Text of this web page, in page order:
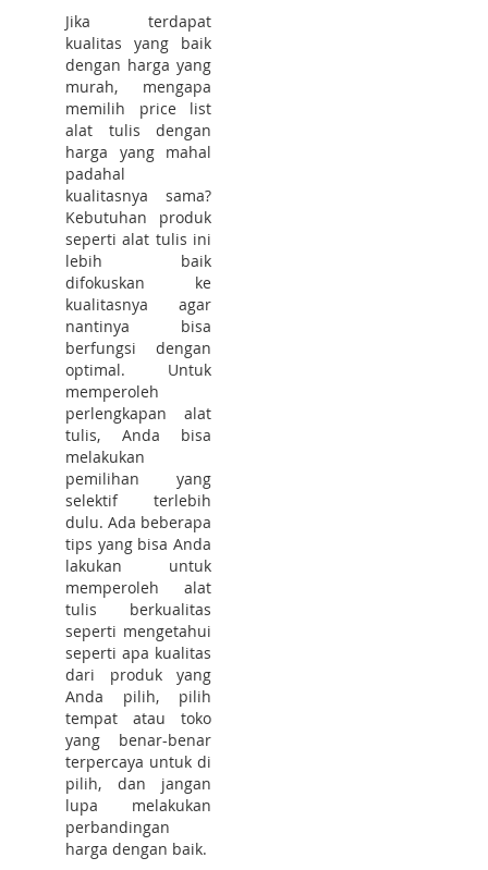
Jika terdapat
kualitas yang baik
dengan harga yang
murah, mengapa
memilih price list
alat tulis dengan
harga yang mahal
padahal
kualitasnya sama?
Kebutuhan produk
seperti alat tulis ini
lebih baik
difokuskan ke
kualitasnya agar
nantinya bisa
berfungsi dengan
optimal. Untuk
memperoleh
perlengkapan alat
tulis, Anda bisa
melakukan
pemilihan yang
selektif terlebih
dulu. Ada beberapa
tips yang bisa Anda
lakukan untuk
memperoleh alat
tulis berkualitas
seperti mengetahui
seperti apa kualitas
dari produk yang
Anda pilih, pilih
tempat atau toko
yang benar-benar
terpercaya untuk di
pilih, dan jangan
lupa melakukan
perbandingan
harga dengan baik.